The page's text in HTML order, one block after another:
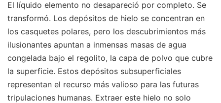
El líquido elemento no desapareció por completo. Se
transformó. Los depósitos de hielo se concentran en
los casquetes polares, pero los descubrimientos más
ilusionantes apuntan a inmensas masas de agua
congelada bajo el regolito, la capa de polvo que cubre
la superficie. Estos depósitos subsuperficiales
representan el recurso más valioso para las futuras
tripulaciones humanas. Extraer este hielo no solo